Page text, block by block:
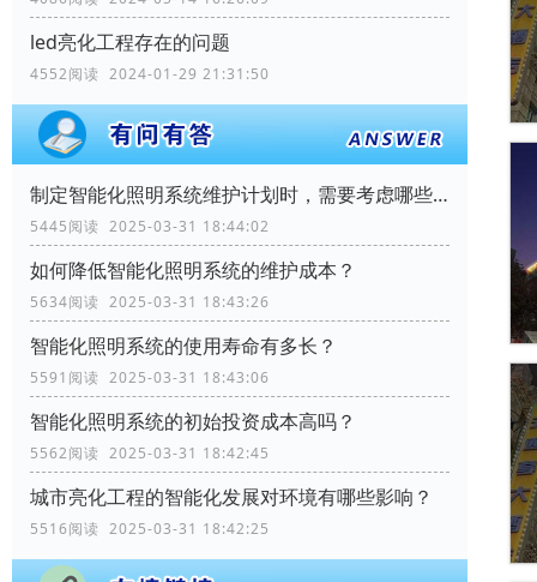
led亮化工程存在的问题
4552阅读 2024-01-29 21:31:50
制定智能化照明系统维护计划时，需要考虑哪些因素？
5445阅读 2025-03-31 18:44:02
如何降低智能化照明系统的维护成本？
5634阅读 2025-03-31 18:43:26
智能化照明系统的使用寿命有多长？
5591阅读 2025-03-31 18:43:06
智能化照明系统的初始投资成本高吗？
5562阅读 2025-03-31 18:42:45
城市亮化工程的智能化发展对环境有哪些影响？
5516阅读 2025-03-31 18:42:25